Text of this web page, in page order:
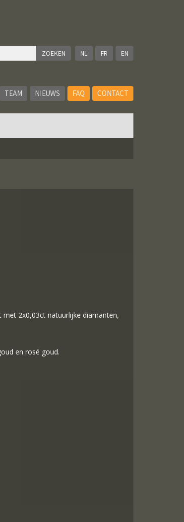
NL FR EN
TEAM NIEUWS FAQ CONTACT
2x0,03ct natuurlijke diamanten,
en rosé goud.